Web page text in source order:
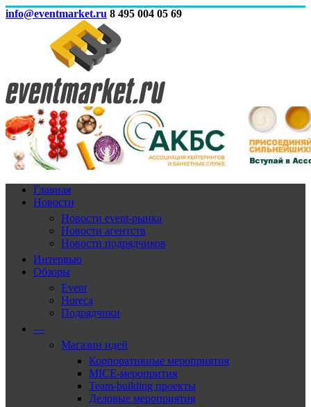
info@eventmarket.ru 8 495 004 05 69
Главная
Новости
Новости event-рынка
Новости агентств
Новости подрядчиков
Интервью
Обзоры
Event
Horeca
Подрядчики
—
Магазин идей
Корпоративные мероприятия
MICE-меропрития
Team-building проекты
Деловые мероприятия